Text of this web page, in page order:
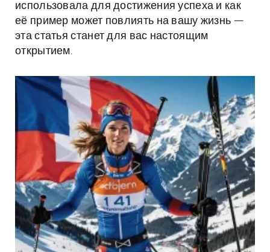
использовала для достижения успеха и как
её пример может повлиять на вашу жизнь —
эта статья станет для вас настоящим
открытием.